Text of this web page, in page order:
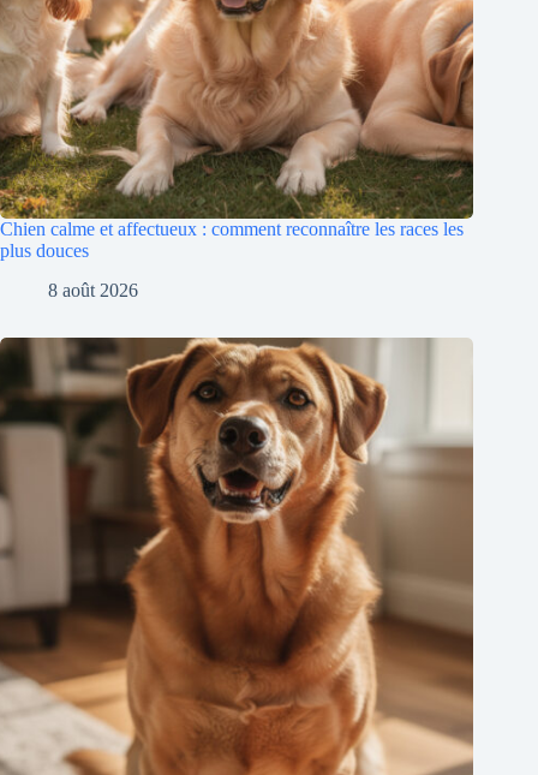
Chien calme et affectueux : comment reconnaître les races les
plus douces
8 août 2026